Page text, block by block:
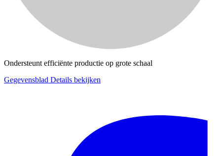
Ondersteunt efficiënte productie op grote schaal
Gegevensblad Details bekijken